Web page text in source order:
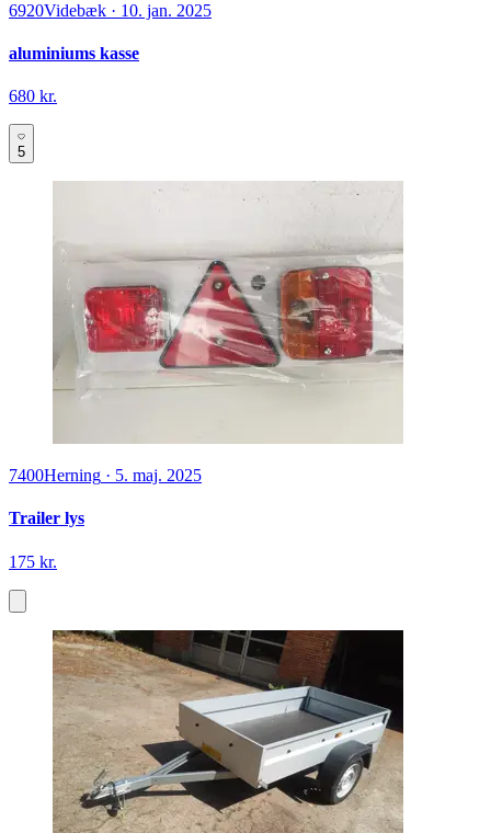
6920Videbæk · 10. jan. 2025
aluminiums kasse
680 kr.
5
7400Herning · 5. maj. 2025
Trailer lys
175 kr.